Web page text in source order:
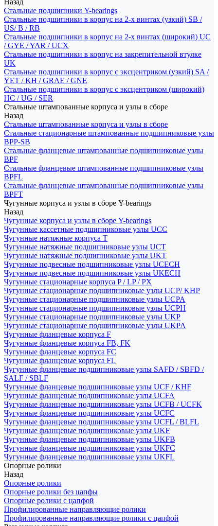
Назад
Стальные подшипники Y-bearings
Стальные подшипники в корпус на 2-х винтах (узкий) SB /
US/ B / RB
Стальные подшипники в корпус на 2-х винтах (широкий) UC
/ GYE / YAR / UCX
Стальные подшипники в корпус на закрепительной втулке
UK
Стальные подшипники в корпус с эксцентриком (узкий) SA /
YET / KH / GRAE / GNE
Стальные подшипники в корпус с эксцентриком (широкий)
HC / UG / SER
Стальные штампованные корпуса и узлы в сборе
Назад
Стальные штампованные корпуса и узлы в сборе
Стальные стационарные штампованные подшипниковые узлы
BPP-SB
Стальные фланцевые штампованные подшипниковые узлы
BPF
Стальные фланцевые штампованные подшипниковые узлы
BPFL
Стальные фланцевые штампованные подшипниковые узлы
BPFT
Чугунные корпуса и узлы в сборе Y-bearings
Назад
Чугунные корпуса и узлы в сборе Y-bearings
Чугунные кассетные подшипниковые узлы UCC
Чугунные натяжные корпуса T
Чугунные натяжные подшипниковые узлы UCT
Чугунные натяжные подшипниковые узлы UKT
Чугунные подвесные подшипниковые узлы UCECH
Чугунные подвесные подшипниковые узлы UKECH
Чугунные стационарные корпуса P / LP / PX
Чугунные стационарные подшипниковые узлы UCP/ KHP
Чугунные стационарные подшипниковые узлы UCPA
Чугунные стационарные подшипниковые узлы UCPH
Чугунные стационарные подшипниковые узлы UKP
Чугунные стационарные подшипниковые узлы UKPA
Чугунные фланцевые корпуса F
Чугунные фланцевые корпуса FB, FK
Чугунные фланцевые корпуса FC
Чугунные фланцевые корпуса FL
Чугунные фланцевые подшипниковые узлы SAFD / SBFD /
SALF / SBLF
Чугунные фланцевые подшипниковые узлы UCF / KHF
Чугунные фланцевые подшипниковые узлы UCFA
Чугунные фланцевые подшипниковые узлы UCFB / UCFK
Чугунные фланцевые подшипниковые узлы UCFC
Чугунные фланцевые подшипниковые узлы UCFL / BLFL
Чугунные фланцевые подшипниковые узлы UKF
Чугунные фланцевые подшипниковые узлы UKFB
Чугунные фланцевые подшипниковые узлы UKFC
Чугунные фланцевые подшипниковые узлы UKFL
Опорные ролики
Назад
Опорные ролики
Опорные ролики без цапфы
Опорные ролики с цапфой
Профилированные направляющие ролики
Профилированные направляющие ролики с цапфой